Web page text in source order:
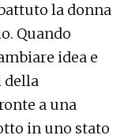
la donna
Quando
idea e
della
a una
in uno stato